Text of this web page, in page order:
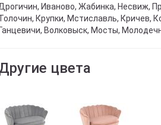
Иваново, Жабинка, Несвиж,
Крупки, Мстиславль, Кричев,
Ганцевичи, Волковыск, Мосты,
цвета